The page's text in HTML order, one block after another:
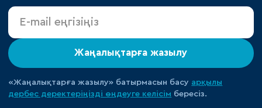
Жаңалықтарға жазылу
«Жаңалықтарға жазылу» батырмасын басу арқылы
дербес деректеріңізді өңдеуге келісім бересіз.